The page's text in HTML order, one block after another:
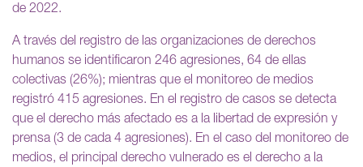
de 2022.
A través del registro de las organizaciones de derechos
humanos se identificaron 246 agresiones, 64 de ellas
colectivas (26%); mientras que el monitoreo de medios
registró 415 agresiones. En el registro de casos se detecta
que el derecho más afectado es a la libertad de expresión y
prensa (3 de cada 4 agresiones). En el caso del monitoreo de
medios, el principal derecho vulnerado es el derecho a la